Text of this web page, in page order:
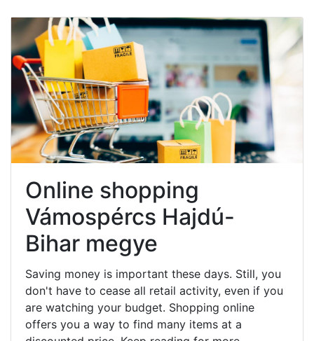
Online shopping
Vámospércs Hajdú-
Bihar megye
Saving money is important these days. Still, you
don't have to cease all retail activity, even if you
are watching your budget. Shopping online
offers you a way to find many items at a